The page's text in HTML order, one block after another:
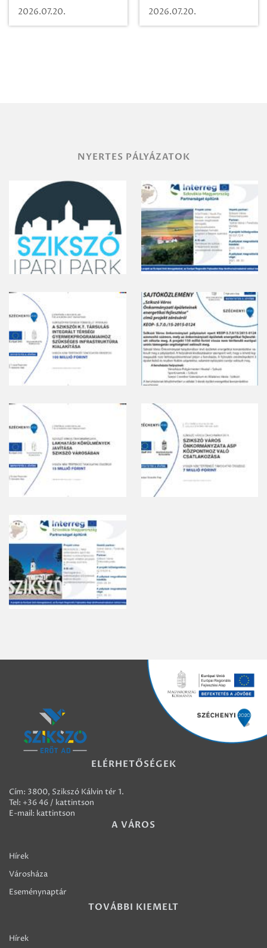
Beugró a
Paradicsomba
2026.07.20.
Pályaműködtetési
Zrt. Területi
2026.07.20.
NYERTES PÁLYÁZATOK
ELÉRHETŐSÉGEK
Cím: 3800, Szikszó Kálvin tér 1.
Tel: +36 46 / kattintson
E-mail: kattintson
A VÁROS
Hírek
Városháza
Eseménynaptár
TOVÁBBI KIEMELT
Hírek